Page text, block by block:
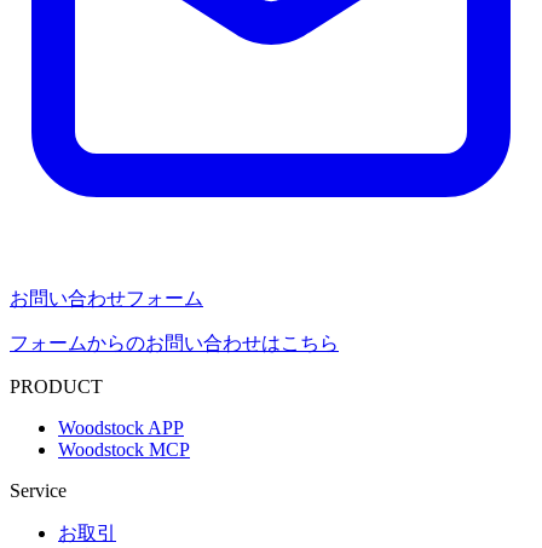
お問い合わせフォーム
フォームからのお問い合わせはこちら
PRODUCT
Woodstock APP
Woodstock MCP
Service
お取引